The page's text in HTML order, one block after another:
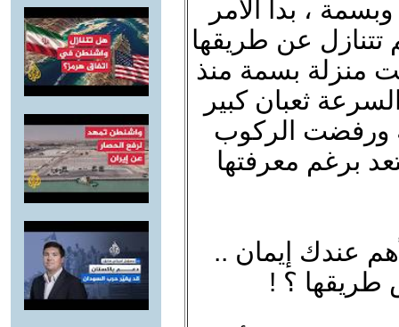
، بدأ الأمر
تتنازل عن طريقها
منزلة بسمة منذ
ثعبان كبير
ورفضت الركوب
برغم معرفتها
عندك إيمان ..
طريقها ؟ !